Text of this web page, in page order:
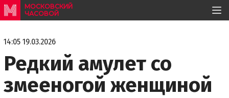
МОСКОВСКИЙ
ЧАСОВОЙ
14:05 19.03.2026
Редкий амулет со
змееногой женщиной